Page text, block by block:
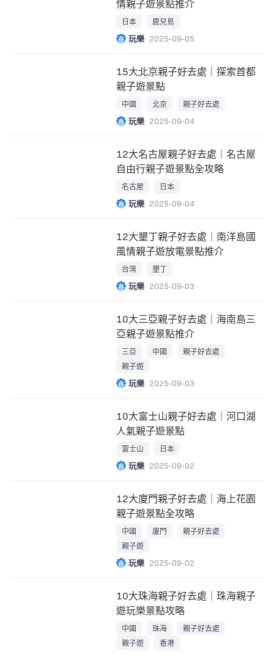
情親子遊景點推介
日本 鹿兒島
玩樂 2025-09-05
15大北京親子好去處｜探索首都
親子遊景點
中國 北京 親子好去處
玩樂 2025-09-04
12大名古屋親子好去處｜名古屋
自由行親子遊景點全攻略
名古屋 日本
玩樂 2025-09-04
12大墾丁親子好去處｜南洋島國
風情親子遊放電景點推介
台灣 墾丁
玩樂 2025-09-03
10大三亞親子好去處｜海南島三
亞親子遊景點推介
三亞 中國
親子好去處
親子遊
玩樂 2025-09-03
10大富士山親子好去處｜河口湖
人氣親子遊景點
富士山 日本
玩樂 2025-09-02
12大廈門親子好去處｜海上花園
親子遊景點全攻略
中國 廈門
親子好去處
親子遊
玩樂 2025-09-02
10大珠海親子好去處｜珠海親子
遊玩樂景點攻略
中國 珠海
親子好去處
親子遊
香港